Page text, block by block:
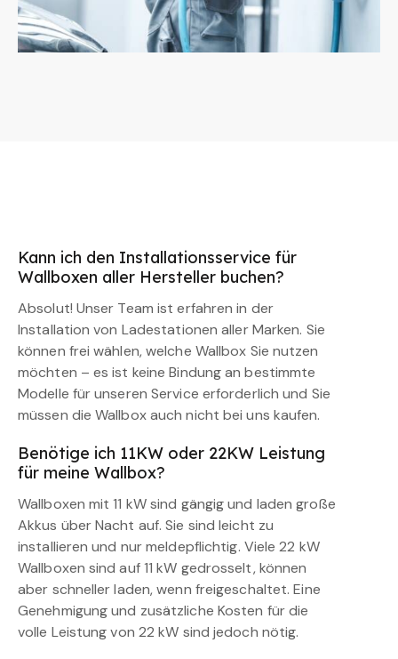
Kann ich den Installationsservice für
Wallboxen aller Hersteller buchen?
Absolut! Unser Team ist erfahren in der
Installation von Ladestationen aller Marken. Sie
können frei wählen, welche Wallbox Sie nutzen
möchten – es ist keine Bindung an bestimmte
Modelle für unseren Service erforderlich und Sie
müssen die Wallbox auch nicht bei uns kaufen.
Benötige ich 11KW oder 22KW Leistung
für meine Wallbox?
Wallboxen mit 11 kW sind gängig und laden große
Akkus über Nacht auf. Sie sind leicht zu
installieren und nur meldepflichtig. Viele 22 kW
Wallboxen sind auf 11 kW gedrosselt, können
aber schneller laden, wenn freigeschaltet. Eine
Genehmigung und zusätzliche Kosten für die
volle Leistung von 22 kW sind jedoch nötig.